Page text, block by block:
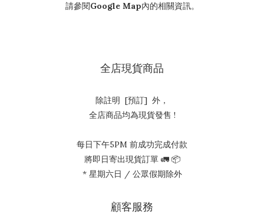
請參閱Google Map內的相關資訊。
全店現貨商品
除註明 [預訂] 外，
全店商品均為現貨發售 !
每日下午5PM 前成功完成付款
將即日寄出現貨訂單 🚛 📦
* 星期六日 / 公眾假期除外
顧客服務